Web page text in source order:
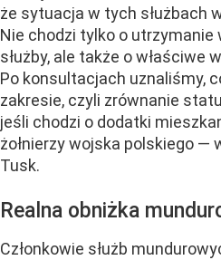
że sytuacja w tych służbach
Nie chodzi tylko o
służby, ale także o właściwe
Po konsultacjach uznaliśmy,
zakresie, czyli zrównanie
jeśli chodzi o dodatki
żołnierzy wojska polskiego —
Tusk.
Realna obniżka
Członkowie służb